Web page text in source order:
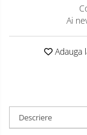
Ai
Adauga
Descriere